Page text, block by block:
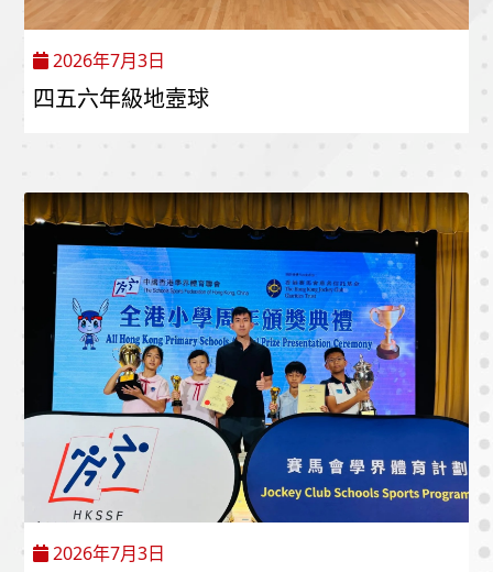
2026年7月3日
四五六年級地壼球
2026年7月3日